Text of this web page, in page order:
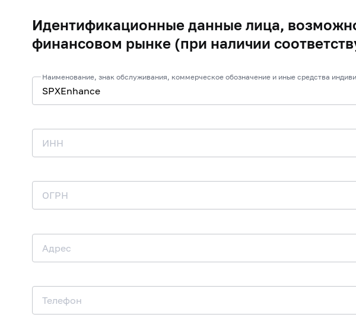
Идентификационные данные лица,
финансовом рынке (при наличии
Наименование, знак обслуживания, коммерческое обозначение и иные средства
ИНН
ОГРН
Адрес
Телефон